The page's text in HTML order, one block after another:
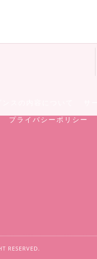
プライバシーポリシー
RESERVED.